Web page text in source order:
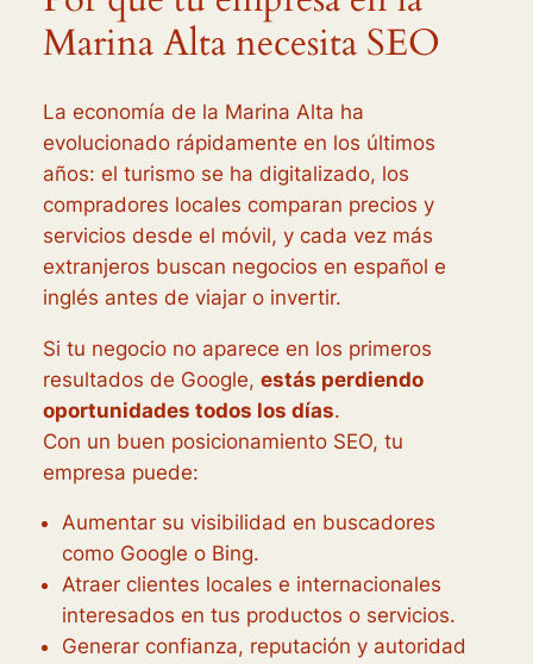
Marina Alta necesita SEO
La economía de la Marina Alta ha
evolucionado rápidamente en los últimos
años: el turismo se ha digitalizado, los
compradores locales comparan precios y
servicios desde el móvil, y cada vez más
extranjeros buscan negocios en español e
inglés antes de viajar o invertir.
Si tu negocio no aparece en los primeros
resultados de Google, estás perdiendo
oportunidades todos los días.
Con un buen posicionamiento SEO, tu
empresa puede:
Aumentar su visibilidad en buscadores
como Google o Bing.
Atraer clientes locales e internacionales
interesados en tus productos o servicios.
Generar confianza, reputación y autoridad